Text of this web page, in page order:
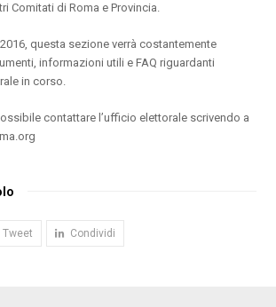
Comitati di Roma e Provincia.
questa sezione verrà costantemente
informazioni utili e FAQ riguardanti
in corso.
contattare l’ufficio elettorale scrivendo a
Tweet Condividi